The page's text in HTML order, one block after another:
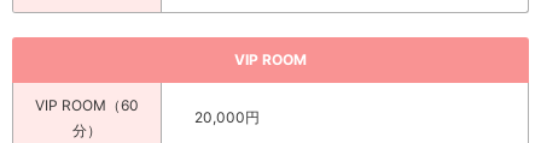
VIP ROOM
VIP ROOM（60
分）
20,000円